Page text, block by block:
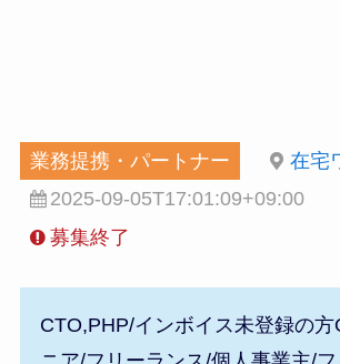
業務提携・パートナー
在宅
2025-09-05T17:01:09+09:00
募集終了
CTO,PHP/インボイス未登録の